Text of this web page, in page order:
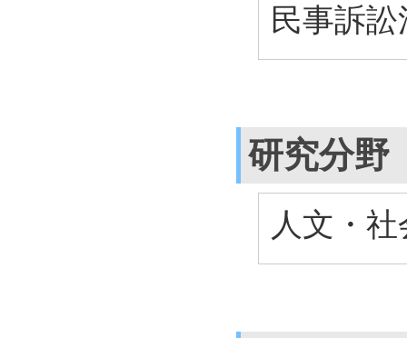
民事訴訟
研究分野
人文・